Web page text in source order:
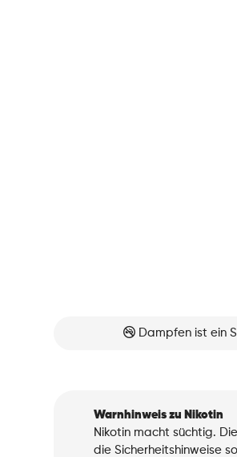
Dampfen ist ein
Warnhinweis zu Nikotin
Nikotin macht süchtig.
die Sicherheitshinweise